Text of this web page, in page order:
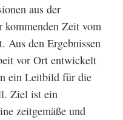
aus der
kommenden Zeit vom
Aus den Ergebnissen
vor Ort entwickelt
ein Leitbild für die
Ziel ist ein
zeitgemäße und